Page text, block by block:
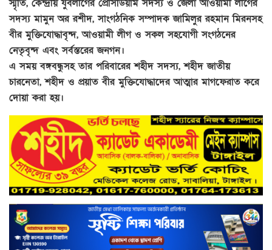
স্মৃতি, কেন্দ্রীয় যুবলীগের প্রেসিডিয়াম সদস্য ও জেলা আওয়ামী লীগের
সদস্য মামুন অর রশীদ, সাংগঠনিক সম্পাদক জামিলুর রহমান মিরনসহ
বীর মুক্তিযোদ্ধাবৃন্দ, আওয়ামী লীগ ও সকল সহযোগী সংগঠনের
নেতৃবৃন্দ এবং সর্বস্তরের জনগন।
এ সময় বঙ্গবন্ধুসহ তার পরিবারের শহীদ সদস্য, শহীদ জাতীয়
চারনেতা, শহীদ ও প্রয়াত বীর মুক্তিযোদ্ধাদের আত্মার মাগফেরাত করে
দোয়া করা হয়।